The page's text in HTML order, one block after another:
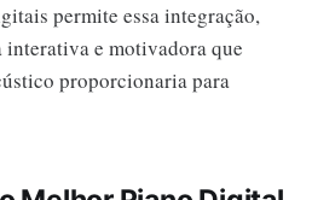
permite essa integração,
e motivadora que
proporcionaria para